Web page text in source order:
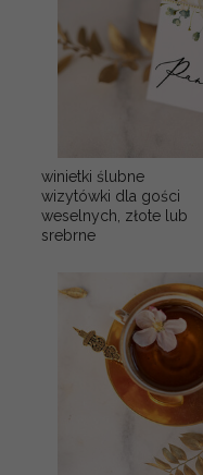
winietki ślubne
wizytówki dla gości
weselnych, złote lub
srebrne